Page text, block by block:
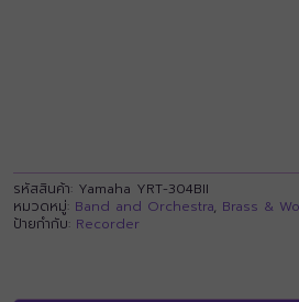
รหัสสินค้า: Yamaha YRT-304BII
หมวดหมู่: Band and Orchestra, Brass &
ป้ายกำกับ: Recorder